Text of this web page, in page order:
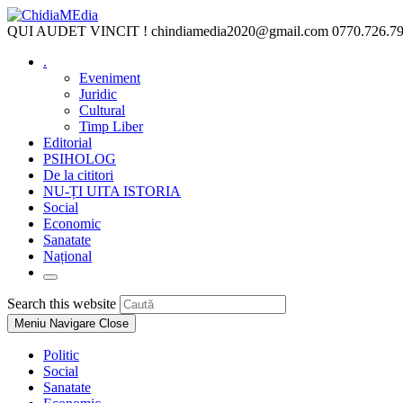
Skip
to
QUI AUDET VINCIT ! chindiamedia2020@gmail.com
.
Eveniment
Juridic
Cultural
Timp Liber
Editorial
PSIHOLOG
De la cititori
NU-ȚI UITA ISTORIA
Social
Economic
Sanatate
Național
Toggle
website
search
Search this website
Escape
Meniu Navigare Close
Politic
Social
Sanatate